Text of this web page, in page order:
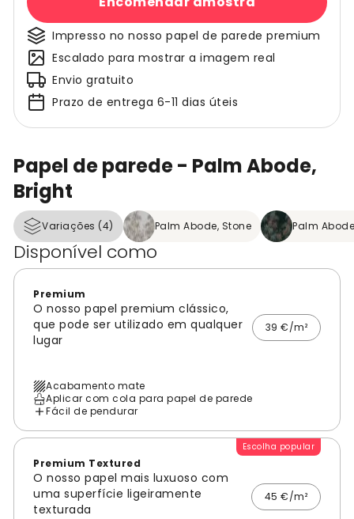
Papel de parede - Palm Abode,
Bright
Variações (4) Palm Abode, Stone Palm
Disponível como
Premium
O nosso papel premium clássico,
que pode ser utilizado em qualquer
lugar
39 €/m²
Acabamento mate
Aplicar com cola para papel de parede
Fácil de pendurar
Escolha popular
Premium Textured
O nosso papel mais luxuoso com
uma superfície ligeiramente
texturada
45 €/m²
Impresso no nosso papel de parede premium
Escalado para mostrar a imagem real
Envio gratuito
Prazo de entrega 6-11 dias úteis